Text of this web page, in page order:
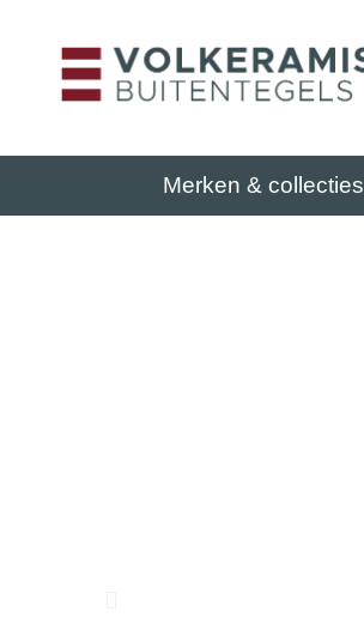
Merken & collecties